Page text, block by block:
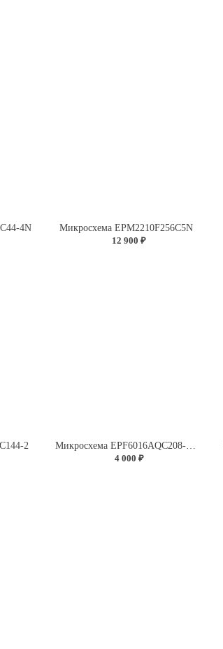
4N
Микросхема EPM2210F256C5N
12 900 ₽
2
Микросхема EPF6016AQC208-2N
4 000 ₽